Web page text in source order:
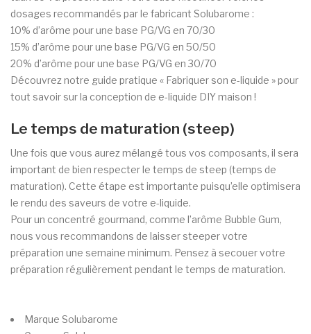
dosages recommandés par le fabricant Solubarome :
10% d’arôme pour une base PG/VG en 70/30
15% d’arôme pour une base PG/VG en 50/50
20% d’arôme pour une base PG/VG en 30/70
Découvrez notre guide pratique « Fabriquer son e-liquide »pour
tout savoir sur la conception de e-liquide DIY maison !
Le temps de maturation (steep)
Une fois que vous aurez mélangé tous vos composants, il sera
important de bien respecter le temps de steep (temps de
maturation). Cette étape est importante puisqu’elle optimisera
le rendu des saveurs de votre e-liquide.
Pour un concentré gourmand, comme l’arôme Bubble Gum,
nous vous recommandons de laisser steeper votre
préparation une semaine minimum. Pensez à secouer votre
préparation régulièrement pendant le temps de maturation.
Marque Solubarome